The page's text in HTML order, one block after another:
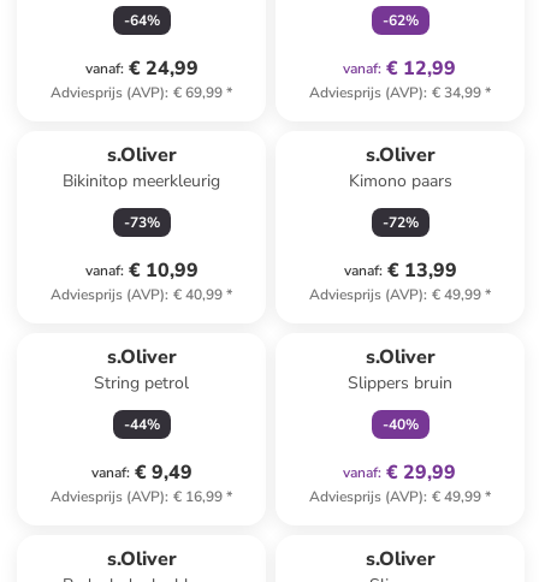
-64%
vanaf: € 24,99
Adviesprijs (AVP): € 69,99*
-62%
vanaf: € 12,99
Adviesprijs (AVP): € 34,99*
s.Oliver
Bikinitop meerkleurig
-73%
vanaf: € 10,99
Adviesprijs (AVP): € 40,99*
s.Oliver
Kimono paars
-72%
vanaf: € 13,99
Adviesprijs (AVP): € 49,99*
s.Oliver
String petrol
-44%
vanaf: € 9,49
Adviesprijs (AVP): € 16,99*
s.Oliver
Slippers bruin
-40%
vanaf: € 29,99
Adviesprijs (AVP): € 49,99*
s.Oliver s.Oliver